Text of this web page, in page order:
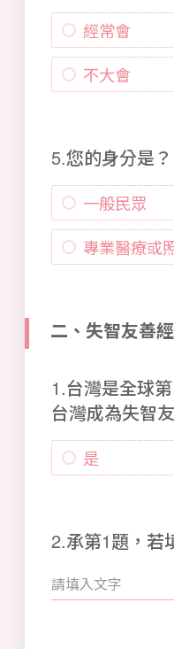
經常會
不大會
5.您的身分是？
一般民眾
專業醫療或
二、失智友善
1.台灣是全球
台灣成為失智
是
2.承第1題，若